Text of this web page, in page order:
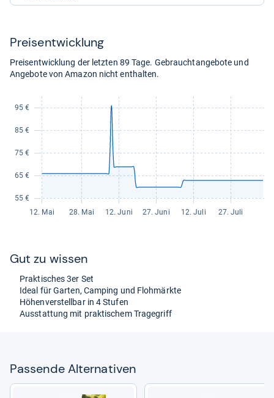
Preis­ent­wick­lung
Preisentwicklung der letzten 89 Tage. Gebrauchtangebote und
Angebote von Amazon nicht enthalten.
Gut zu wis­sen
Prak­ti­sches 3er Set
Ideal für Gar­ten, Cam­ping und Flohmärkte
Höhen­ver­stell­bar in 4 Stu­fen
Aus­stat­tung mit prak­ti­schem Tra­ge­griff
Pas­sende Alter­na­ti­ven